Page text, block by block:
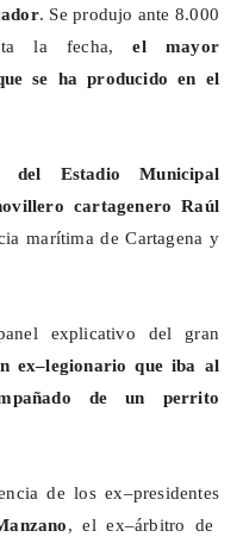
. Se produjo ante 8.000
la fecha,el mayor
se ha producido en el
del Estadio Municipal
cartagenero Raúl
marítima de Cartagena y
explicativo del gran
ex–legionario que iba al
de un perrito
de los ex–presidentes
, el ex–árbitro de